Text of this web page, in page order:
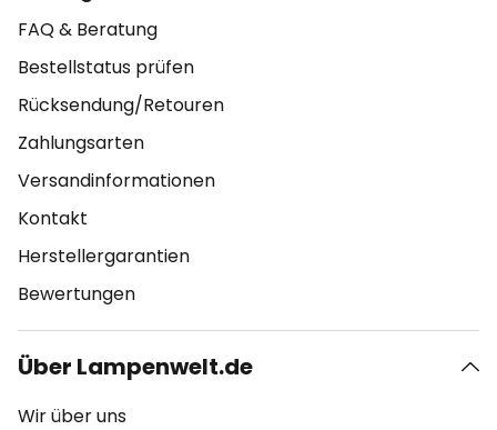
FAQ & Beratung
Bestellstatus prüfen
Rücksendung/Retouren
Zahlungsarten
Versandinformationen
Kontakt
Herstellergarantien
Bewertungen
Über Lampenwelt.de
Wir über uns